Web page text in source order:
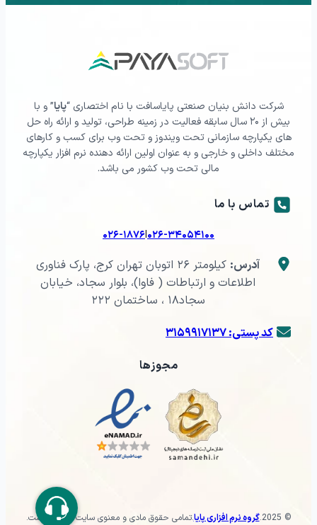
شرکت دانش بنیان صنعتی پایاسافت با نام اختصاری “پایا” و با
بیش از ۲۰ سال سابقه فعالیت در زمینه طراحی، تولید و ارائه راه حل
های یکپارچه سازمانی تحت ویندوز و تحت وب برای کسب و کارهای
مختلف داخلی و خارجی و به عنوان اولین ارائه دهنده نرم افزار یکپارچه
مالی تحت وب کشور می باشد.
تماس با ما
۰۲۶-۳۴۰۵۴۱۰۰|۰۲۶-۱۸۷۶
آدرس:
کیلومتر ۲۶ اتوبان تهران کرج، پارک فناوری
اطلاعات و ارتباطات ( فاوا)، بلوار سجاد، خیابان
سجاد۱۸ ، ساختمان ۲۲۲
کد پستی: ۳۱۵۹۹۱۷۱۳۷
مجوزها
© 2025
.گروه نرم افزاری پایا.تمامی حقوق مادی و معنوی سایت محفوظ است.